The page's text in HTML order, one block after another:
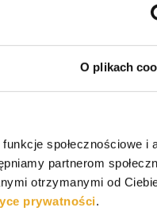
O plikach
społecznościowe i
partnerom
otrzymanymi od
prywatności.
Facebook
TwitterEmail